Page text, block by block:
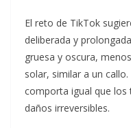
El reto de TikTok
deliberada y
gruesa y oscura,
solar, similar a un
comporta igual que los
daños irreversibles.